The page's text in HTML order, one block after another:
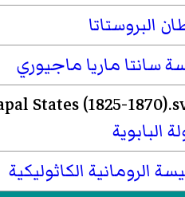
البروستاتا
سانتا ماريا ماجيوري
البابوية
الرومانية الكاثوليكية